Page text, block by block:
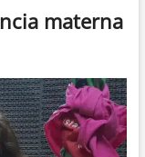
d
e
n
ú
materna